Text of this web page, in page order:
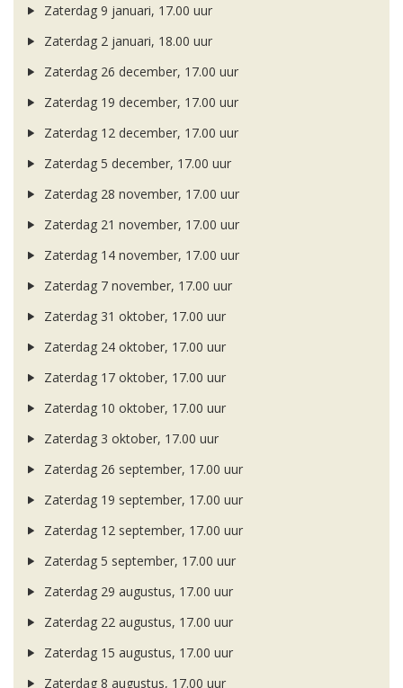
Zaterdag 9 januari, 17.00 uur
Zaterdag 2 januari, 18.00 uur
Zaterdag 26 december, 17.00 uur
Zaterdag 19 december, 17.00 uur
Zaterdag 12 december, 17.00 uur
Zaterdag 5 december, 17.00 uur
Zaterdag 28 november, 17.00 uur
Zaterdag 21 november, 17.00 uur
Zaterdag 14 november, 17.00 uur
Zaterdag 7 november, 17.00 uur
Zaterdag 31 oktober, 17.00 uur
Zaterdag 24 oktober, 17.00 uur
Zaterdag 17 oktober, 17.00 uur
Zaterdag 10 oktober, 17.00 uur
Zaterdag 3 oktober, 17.00 uur
Zaterdag 26 september, 17.00 uur
Zaterdag 19 september, 17.00 uur
Zaterdag 12 september, 17.00 uur
Zaterdag 5 september, 17.00 uur
Zaterdag 29 augustus, 17.00 uur
Zaterdag 22 augustus, 17.00 uur
Zaterdag 15 augustus, 17.00 uur
Zaterdag 8 augustus, 17.00 uur